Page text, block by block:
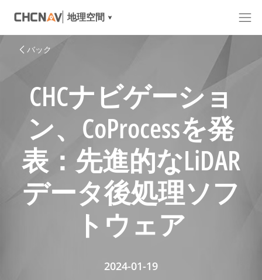
地理空間
バック
CHCナビゲーショ
ン、CoProcessを発
表：先進的なLiDAR
データ後処理ソフ
トウェア
2024-01-19